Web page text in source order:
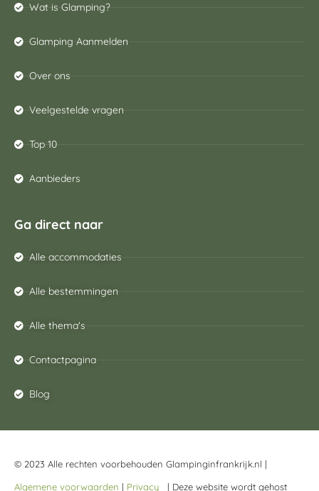
Wat is Glamping?
Glamping Aanmelden
Over ons
Veelgestelde vragen
Top 10
Aanbieders
Ga direct naar
Alle accommodaties
Alle bestemmingen
Alle thema's
Contactpagina
Blog
© 2023 Alle rechten voorbehouden Glampinginfrankrijk.nl |
Algemene voorwaarden | Privacy | Deze website wordt gehost